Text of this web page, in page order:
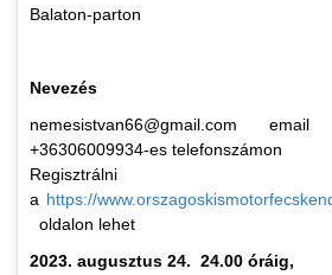
Balaton-parton
Nevezés
nemesistvan66@gmail.com
+36306009934-es telefonszámon
Regisztrálni
a https://
oldalon lehet
2023. augusztus 24. 24.00 óráig,